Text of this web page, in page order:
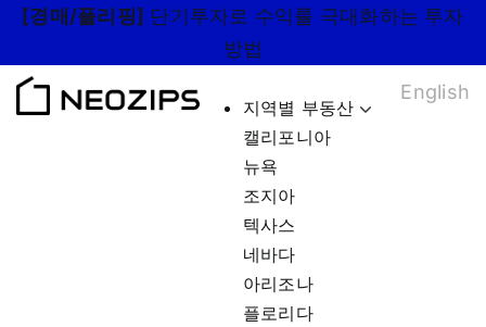
Skip
content
[경매/플리핑] 단기투자로 수익률 극대화하는 투자
방법
지역별 부동산
캘리포니아
뉴욕
조지아
텍사스
네바다
아리조나
플로리다
English